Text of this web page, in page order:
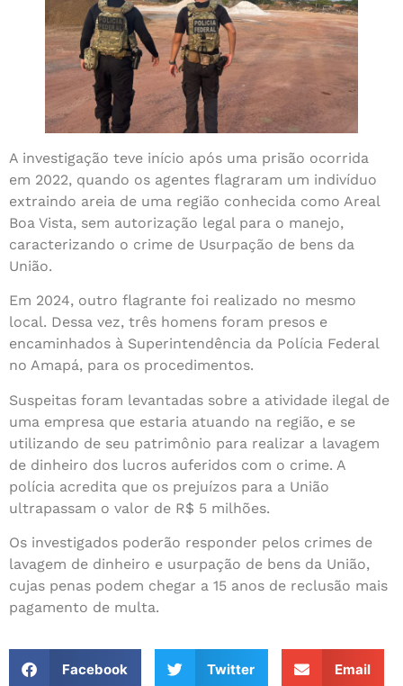
A investigação teve início após uma prisão ocorrida
em 2022, quando os agentes flagraram um indivíduo
extraindo areia de uma região conhecida como Areal
Boa Vista, sem autorização legal para o manejo,
caracterizando o crime de Usurpação de bens da
União.
Em 2024, outro flagrante foi realizado no mesmo
local. Dessa vez, três homens foram presos e
encaminhados à Superintendência da Polícia Federal
no Amapá, para os procedimentos.
Suspeitas foram levantadas sobre a atividade ilegal de
uma empresa que estaria atuando na região, e se
utilizando de seu patrimônio para realizar a lavagem
de dinheiro dos lucros auferidos com o crime. A
polícia acredita que os prejuízos para a União
ultrapassam o valor de R$ 5 milhões.
Os investigados poderão responder pelos crimes de
lavagem de dinheiro e usurpação de bens da União,
cujas penas podem chegar a 15 anos de reclusão mais
pagamento de multa.
Facebook Twitter Email